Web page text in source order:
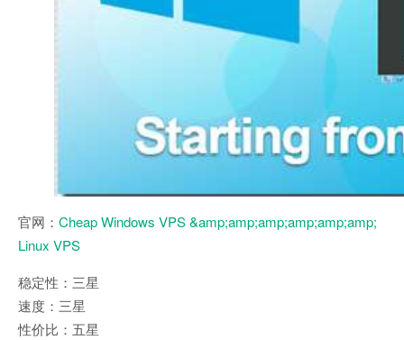
官网： Cheap Windows VPS &amp;amp;amp;amp;amp;amp;
Linux VPS
稳定性：三星
速度：三星
性价比：五星